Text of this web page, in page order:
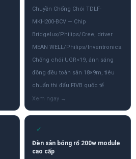
Chuyền Chống Chói TDLF-
MKH200-BCV — Chip
Bridgelux/Philips/Cree, driver
MEAN WELL/Philips/Inventronics.
Chống chói UGR<19, ánh sáng
đồng đều toàn sân 18×9m, tiêu
chuẩn thi đấu FIVB quốc tế
✓
Đèn sân bóng rổ 200w module
cao cấp